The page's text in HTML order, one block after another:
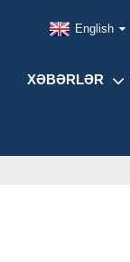
XƏBƏRLƏR
English